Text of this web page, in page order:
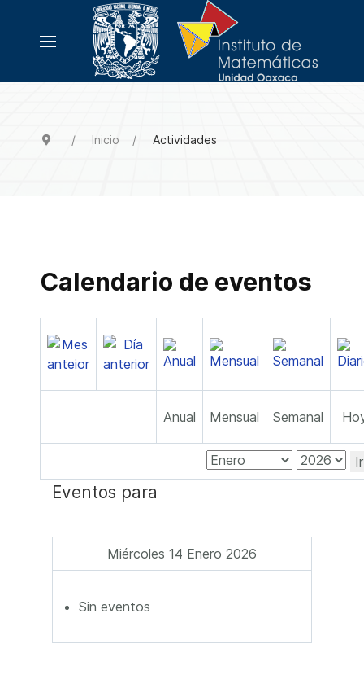
Inicio Actividades
Calendario de eventos
Anual Mensual Semanal
Eventos para
Miércoles 14 Enero 2026
Sin eventos